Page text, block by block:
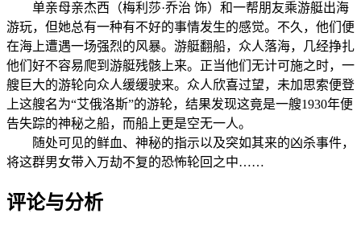
单亲母亲杰西（梅利莎·乔治 饰）和一帮朋友乘游艇出海
游玩，但她总有一种有不好的事情发生的感觉。不久，他们便
在海上遭遇一场强烈的风暴。游艇翻船，众人落海，几经挣扎
他们好不容易爬到游艇残骸上来。正当他们无计可施之时，一
艘巨大的游轮向众人缓缓驶来。众人欣喜过望，未加思索便登
上这艘名为“艾俄洛斯”的游轮，结果发现这竟是一艘1930年便
告失踪的神秘之船，而船上更是空无一人。
随处可见的鲜血、神秘的指示以及突如其来的凶杀事件，
将这群男女带入万劫不复的恐怖轮回之中……
评论与分析